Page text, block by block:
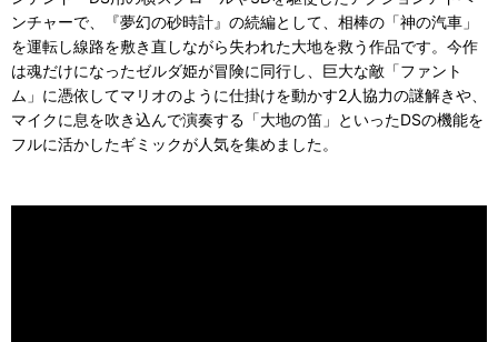
ンチャーで、『夢幻の砂時計』の続編として、相棒の「神の汽車」
を運転し線路を敷き直しながら失われた大地を救う作品です。今作
は魂だけになったゼルダ姫が冒険に同行し、巨大な敵「ファント
ム」に憑依してマリオのように仕掛けを動かす2人協力の謎解きや、
マイクに息を吹き込んで演奏する「大地の笛」といったDSの機能を
フルに活かしたギミックが人気を集めました。